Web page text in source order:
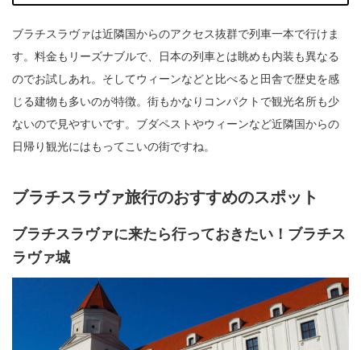
ブラチスラヴァは近隣国からのアクセス抜群で列車一本で行けま
す。料金もリーズナブルで、日本の列車とは眺めも内装も異なる
のでお試しあれ。そしてウィーンなどと比べると田舎で歴史を感
じる建物も多いのが特徴。街もかなりコンパクトで観光名所も少
ないので見やすいです。ブダペストやウィーンなど近隣国からの
日帰り観光にはもってこいの街ですね。
ブラチスラヴァ旅行のおすすめのスポット
ブラチスラヴァに来たら行っておきたい！ブラチス
ラヴァ城